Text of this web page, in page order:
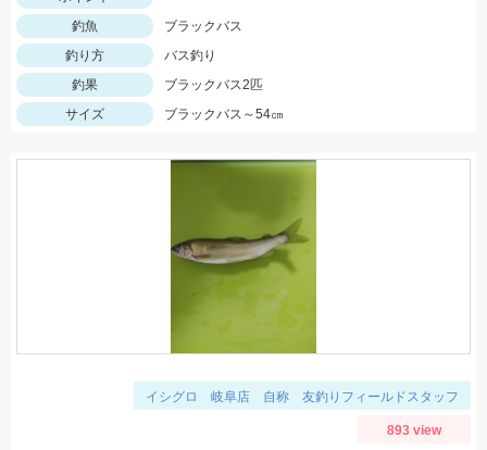
釣魚
ブラックバス
釣り方
バス釣り
釣果
ブラックバス2匹
サイズ
ブラックバス～54㎝
イシグロ 岐阜店 自称 友釣りフィールドスタッフ
893 view